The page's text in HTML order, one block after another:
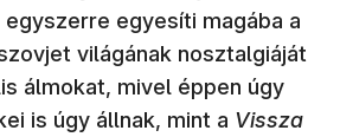
egyszerre egyesíti magába a
világának nosztalgiáját
álmokat, mivel éppen úgy
is úgy állnak, mint a Vissza